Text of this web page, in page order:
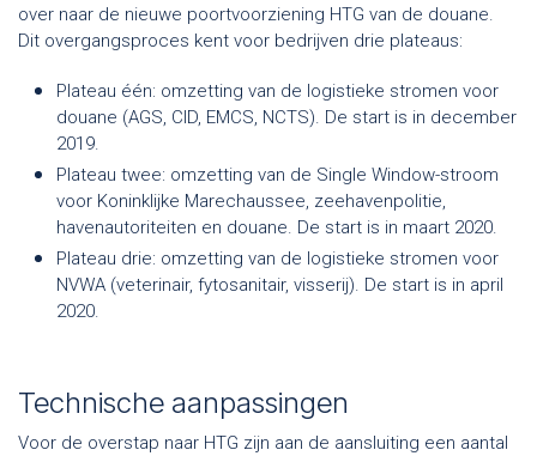
over naar de nieuwe poortvoorziening HTG van de douane.
Dit overgangsproces kent voor bedrijven drie plateaus:
Plateau één: omzetting van de logistieke stromen voor
douane (AGS, CID, EMCS, NCTS). De start is in december
2019.
Plateau twee: omzetting van de Single Window-stroom
voor Koninklijke Marechaussee, zeehavenpolitie,
havenautoriteiten en douane. De start is in maart 2020.
Plateau drie: omzetting van de logistieke stromen voor
NVWA (veterinair, fytosanitair, visserij). De start is in april
2020.
Technische aanpassingen
Voor de overstap naar HTG zijn aan de aansluiting een aantal